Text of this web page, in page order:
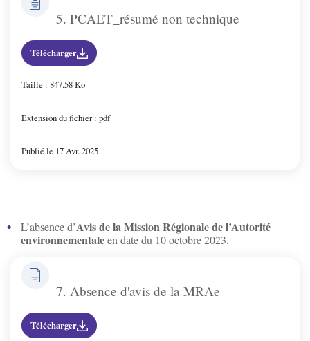
5. PCAET_résumé non technique
Télécharger
Taille : 847.58 Ko
Extension du fichier : pdf
Publié le 17 Avr. 2025
L’absence d’Avis de la Mission Régionale de l’Autorité
environnementaleen date du 10 octobre 2023.
7. Absence d'avis de la MRAe
Télécharger